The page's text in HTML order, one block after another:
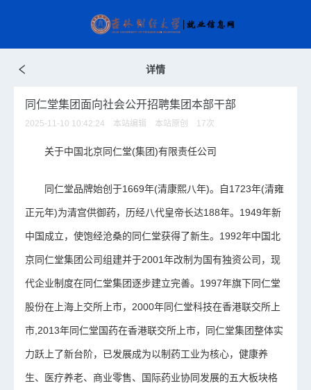
详情
同仁堂集团面向社会公开招聘集团本部干部
2025-11-10 10:42:24 本站编辑 本站原创 17次
关于中国北京同仁堂(集团)有限责任公司
同仁堂品牌始创于1669年(清康熙八年)。自1723年(清雍
正元年)为清宫供御药，历经八代皇帝长达188年。1949年新
中国成立，使饱经沧桑的同仁堂获得了新生。1992年中国北
京同仁堂集团公司组建并于2001年改制为国有独资公司，现
代企业制度在同仁堂集团逐步建立完善。1997年旗下同仁堂
股份在上海上交所上市，2000年同仁堂科技在香港联交所上
市,2013年同仁堂国药在香港联交所上市，同仁堂集团整体实
力跃上了新台阶，已发展成为以制药工业为核心，健康养
生、医疗养老、商业零售、国际药业协同发展的五大板块格